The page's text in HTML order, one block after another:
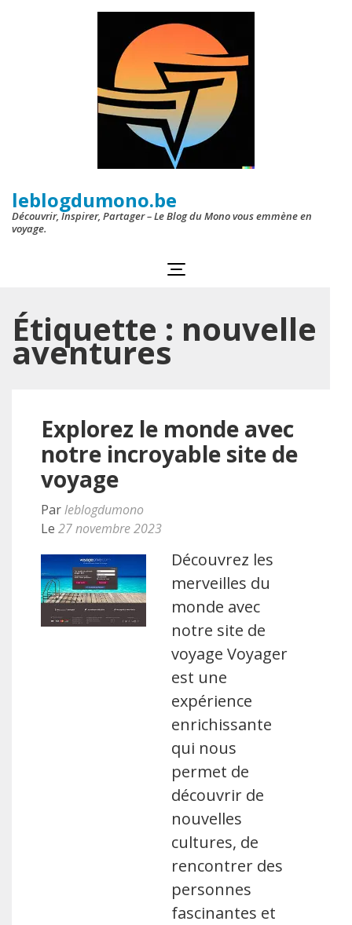
leblogdumono.be
Découvrir, Inspirer, Partager – Le Blog du Mono vous emmène en
voyage.
Étiquette : nouvelle
aventures
Explorez le monde avec
notre incroyable site de
voyage
Parleblogdumono
Le 27 novembre 2023
Découvrez les
merveilles du
monde avec
notre site de
voyage Voyager
est une
expérience
enrichissante
qui nous
permet de
découvrir de
nouvelles
cultures, de
rencontrer des
personnes
fascinantes et